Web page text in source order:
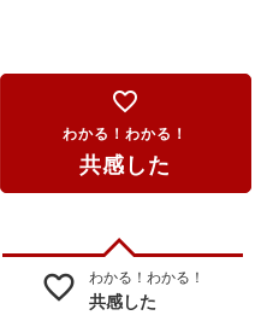
favorite_border
わかる！わかる！
共感した
favorite_border わかる！わかる！
共感した